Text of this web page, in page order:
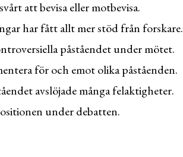
att bevisa eller motbevisa.
har fått allt mer stöd från forskare.
påståendet under mötet.
för och emot olika påståenden.
avslöjade många felaktigheter.
under debatten.